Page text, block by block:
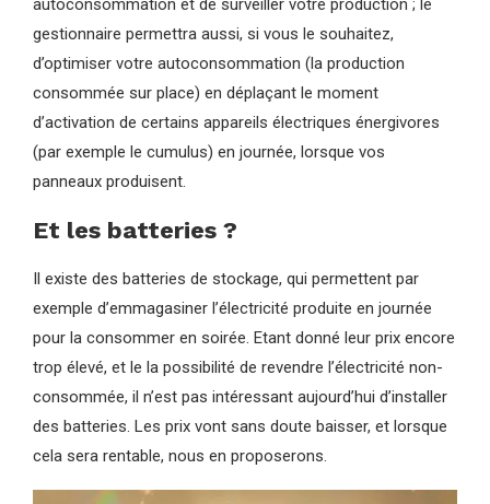
autoconsommation et de surveiller votre production ; le
gestionnaire permettra aussi, si vous le souhaitez,
d’optimiser votre autoconsommation (la production
consommée sur place) en déplaçant le moment
d’activation de certains appareils électriques énergivores
(par exemple le cumulus) en journée, lorsque vos
panneaux produisent.
Et les batteries ?
Il existe des batteries de stockage, qui permettent par
exemple d’emmagasiner l’électricité produite en journée
pour la consommer en soirée. Etant donné leur prix encore
trop élevé, et le la possibilité de revendre l’électricité non-
consommée, il n’est pas intéressant aujourd’hui d’installer
des batteries. Les prix vont sans doute baisser, et lorsque
cela sera rentable, nous en proposerons.